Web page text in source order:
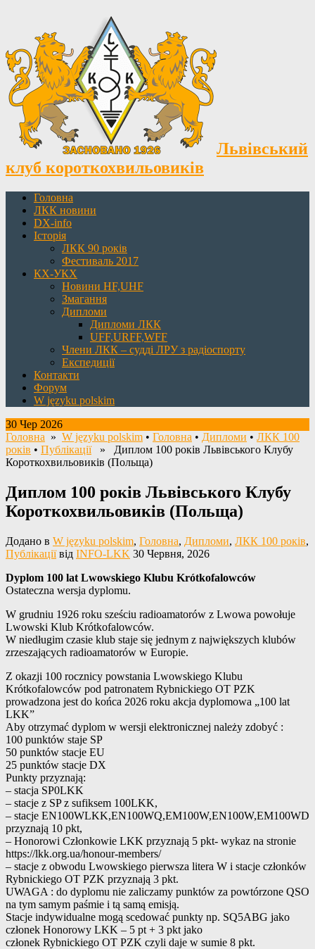
Львівський
клуб короткохвильовиків
Головна
ЛКК новини
DX-info
Історія
ЛКК 90 років
Фестиваль 2017
КХ-УКХ
Новини HF,UHF
Змагання
Дипломи
Дипломи ЛКК
UFF,URFF,WFF
Члени ЛКК – судді ЛРУ з радіоспорту
Експедиції
Контакти
Форум
W języku polskim
30 Чер 2026
Головна » W języku polskim • Головна • Дипломи • ЛКК 100
років • Публікації» Диплом 100 років Львівського Клубу
Короткохвильовиків (Польща)
Диплом 100 років Львівського Клубу
Короткохвильовиків (Польща)
Додано в W języku polskim, Головна, Дипломи, ЛКК 100 років,
Публікаціївід INFO-LKK 30 Червня, 2026
Dyplom 100 lat Lwowskiego Klubu Krótkofalowców
Ostateczna wersja dyplomu.
W grudniu 1926 roku sześciu radioamatorów z Lwowa powołuje
Lwowski Klub Krótkofalowców.
W niedługim czasie klub staje się jednym z największych klubów
zrzeszających radioamatorów w Europie.
Z okazji 100 rocznicy powstania Lwowskiego Klubu
Krótkofalowców pod patronatem Rybnickiego OT PZK
prowadzona jest do końca 2026 roku akcja dyplomowa „100 lat
LKK”
Aby otrzymać dyplom w wersji elektronicznej należy zdobyć :
100 punktów staje SP
50 punktów stacje EU
25 punktów stacje DX
Punkty przyznają:
– stacja SP0LKK
– stacje z SP z sufiksem 100LKK,
– stacje EN100WLKK,EN100WQ,EM100W,EN100W,EM100WD
przyznają 10 pkt,
– Honorowi Członkowie LKK przyznają 5 pkt- wykaz na stronie
https://lkk.org.ua/honour-members/
– stacje z obwodu Lwowskiego pierwsza litera W i stacje członków
Rybnickiego OT PZK przyznają 3 pkt.
UWAGA : do dyplomu nie zaliczamy punktów za powtórzone QSO
na tym samym paśmie i tą samą emisją.
Stacje indywidualne mogą scedować punkty np. SQ5ABG jako
członek Honorowy LKK – 5 pt + 3 pkt jako
członek Rybnickiego OT PZK czyli daje w sumie 8 pkt.